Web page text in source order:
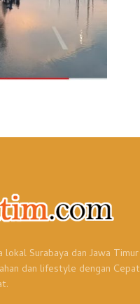
Surabaya dan Jawa Timur
dan lifestyle dengan Cepat